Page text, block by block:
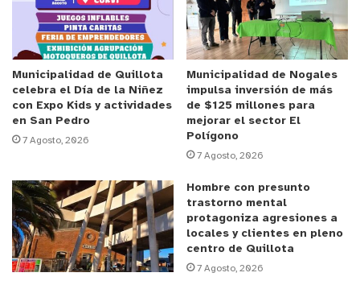
destacar, además, que este programa se enmarca
dentro del Objetivo de Desarrollo Sostenible (ODS)
Nª8, de la Agenda de Desarrollo Sostenible 2030
de la ONU
Anuncio Patrocinado
Al respecto, la Seremi del Trabajo y Previsión
Social de la Región de Valparaíso, Susana
Calderón Romero, señaló que “tal como lo hemos
dicho en más de una ocasión, la recuperación
económica y de los empleos que está llevando
adelante nuestro Gobierno, tiene un marcado
enfoque de género, y esta iniciativa histórica va en
Municipalidad de Quillota
celebra el Día de la Niñez
con Expo Kids y actividades
en San Pedro
7 Agosto, 2026
Municipalidad de Nogales
impulsa inversión de más
de $125 millones para
mejorar el sector El
Polígono
7 Agosto, 2026
Hombre con presunto
trastorno mental
protagoniza agresiones a
locales y clientes en pleno
centro de Quillota
7 Agosto, 2026